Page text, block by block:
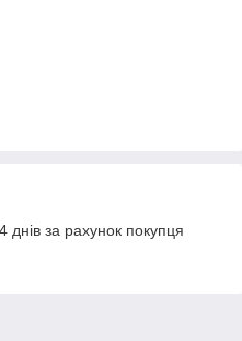
за рахунок покупця